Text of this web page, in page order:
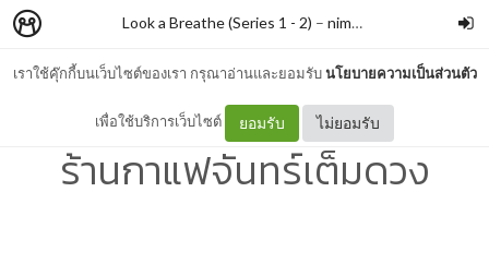
เราใช้คุ๊กกี้บนเว็บไซต์ของเรา กรุณาอ่านและยอมรับนโยบายความเป็นส่วนตัว
เพื่อใช้บริการเว็บไซต์ ยอมรับ ไม่ยอมรับ
Look a Breathe (Series 1 - 2) – nimon
#303 แมวนักพยากรณ์ แห่ง
ร้านกาแฟจันทร์เต็มดวง